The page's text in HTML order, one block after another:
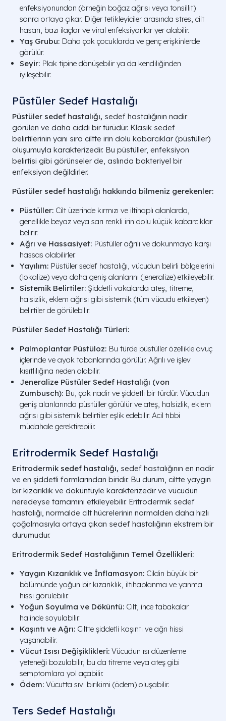
enfeksiyonundan (örneğin boğaz ağrısı veya tonsillit)
sonra ortaya çıkar. Diğer tetikleyiciler arasında stres, cilt
hasarı, bazı ilaçlar ve viral enfeksiyonlar yer alabilir.
Yaş Grubu: Daha çok çocuklarda ve genç erişkinlerde
görülür.
Seyir: Plak tipine dönüşebilir ya da kendiliğinden
iyileşebilir.
Püstüler Sedef Hastalığı
Püstüler sedef hastalığı, sedef hastalığının nadir
görülen ve daha ciddi bir türüdür. Klasik sedef
belirtilerinin yanı sıra ciltte irin dolu kabarcıklar (püstüller)
oluşumuyla karakterizedir. Bu püstüller, enfeksiyon
belirtisi gibi görünseler de, aslında bakteriyel bir
enfeksiyon değildirler.
Püstüler sedef hastalığı hakkında bilmeniz gerekenler:
Püstüller: Cilt üzerinde kırmızı ve iltihaplı alanlarda,
genellikle beyaz veya sarı renkli irin dolu küçük kabarcıklar
belirir.
Ağrı ve Hassasiyet: Püstüller ağrılı ve dokunmaya karşı
hassas olabilirler.
Yayılım: Püstüler sedef hastalığı, vücudun belirli bölgelerini
(lokalize) veya daha geniş alanlarını (jeneralize) etkileyebilir.
Sistemik Belirtiler: Şiddetli vakalarda ateş, titreme,
halsizlik, eklem ağrısı gibi sistemik (tüm vücudu etkileyen)
belirtiler de görülebilir.
Püstüler Sedef Hastalığı Türleri:
Palmoplantar Püstüloz: Bu türde püstüller özellikle avuç
içlerinde ve ayak tabanlarında görülür. Ağrılı ve işlev
kısıtlılığına neden olabilir.
Jeneralize Püstüler Sedef Hastalığı (von
Zumbusch): Bu, çok nadir ve şiddetli bir türdür. Vücudun
geniş alanlarında püstüller görülür ve ateş, halsizlik, eklem
ağrısı gibi sistemik belirtiler eşlik edebilir. Acil tıbbi
müdahale gerektirebilir.
Eritrodermik Sedef Hastalığı
Eritrodermik sedef hastalığı, sedef hastalığının en nadir
ve en şiddetli formlarından biridir. Bu durum, ciltte yaygın
bir kızarıklık ve döküntüyle karakterizedir ve vücudun
neredeyse tamamını etkileyebilir. Eritrodermik sedef
hastalığı, normalde cilt hücrelerinin normalden daha hızlı
çoğalmasıyla ortaya çıkan sedef hastalığının ekstrem bir
durumudur.
Eritrodermik Sedef Hastalığının Temel Özellikleri:
Yaygın Kızarıklık ve İnflamasyon: Cildin büyük bir
bölümünde yoğun bir kızarıklık, iltihaplanma ve yanma
hissi görülebilir.
Yoğun Soyulma ve Döküntü: Cilt, ince tabakalar
halinde soyulabilir.
Kaşıntı ve Ağrı: Ciltte şiddetli kaşıntı ve ağrı hissi
yaşanabilir.
Vücut Isısı Değişiklikleri: Vücudun ısı düzenleme
yeteneği bozulabilir, bu da titreme veya ateş gibi
semptomlara yol açabilir.
Ödem: Vücutta sıvı birikimi (ödem) oluşabilir.
Ters Sedef Hastalığı